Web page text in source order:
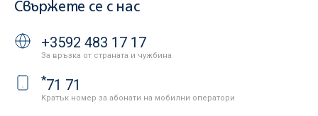
Свържете се с нас
+3592 483 17 17
За връзка от страната и чужбина
*71 71
Кратък номер за абонати на мобилни оператори